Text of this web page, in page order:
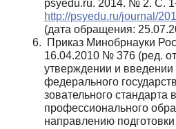
psyedu.ru. 2014. № 2. C.
http://psyedu.ru/journal/
(дата об­ращения:
Приказ Минобрнауки
16.04.2010 № 376 (ред.
утверждении и введении
федерального
зовательного стандарта
профессионального
направлению